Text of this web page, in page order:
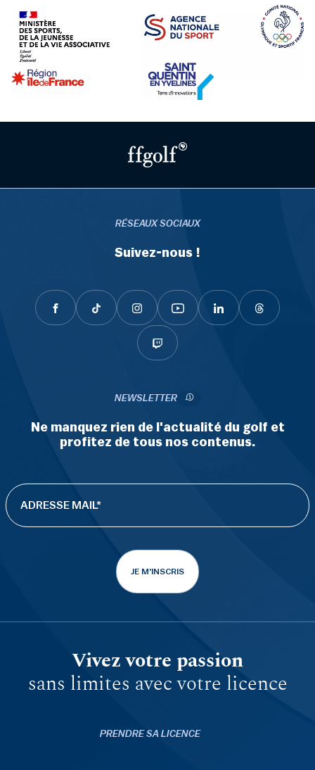
RÉSEAUX SOCIAUX
Suivez-nous !
NEWSLETTER
Ne manquez rien de l'actualité du golf et
profitez de tous nos contenus.
JE M'INSCRIS
Vivez votre passion
sans limites avec votre licence
PRENDRE SA LICENCE